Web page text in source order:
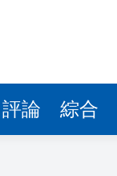
評論 綜合